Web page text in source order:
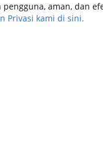
aman, dan
Privasi kami di sini.